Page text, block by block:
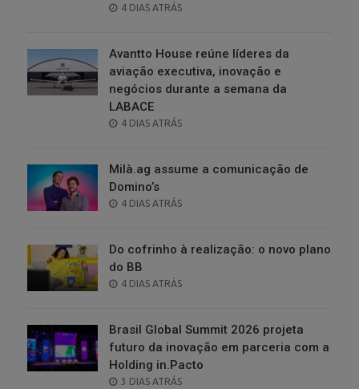
POSTED
4 DIAS ATRÁS
Avantto House reúne líderes da
aviação executiva, inovação e
negócios durante a semana da
LABACE
POSTED
4 DIAS ATRÁS
Milà.ag assume a comunicação de
Domino’s
POSTED
4 DIAS ATRÁS
Do cofrinho à realização: o novo plano
do BB
POSTED
4 DIAS ATRÁS
Brasil Global Summit 2026 projeta
futuro da inovação em parceria com a
Holding in.Pacto
POSTED
3 DIAS ATRÁS